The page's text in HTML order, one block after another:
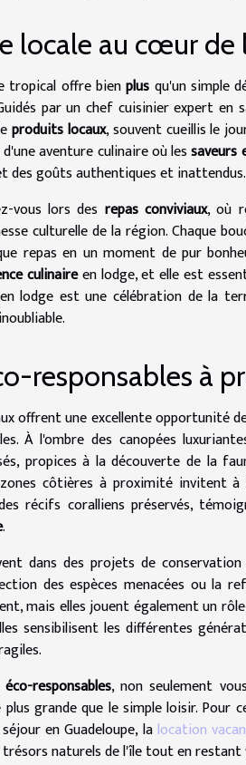
locale au cœur de
tropical offre bienplus qu'un simple
par un chef cuisinier expert en
produits locaux, souvent cueillis le
aventure culinaire où lessaveurs
des goûts authentiques et inattendus.
vous lors des repas conviviaux, où
culturelle de la région. Chaque
repas en un moment de pur
culinaireen lodge, et elle est
lodge est une célébration de la
responsables à
offrent une excellente opportunité
À l'ombre des canopées
propices à la découverte de la
côtières à proximité invitent
récifs coralliens préservés,
.
dans des projets de
des espèces menacées ou la
mais elles jouent également un
sensibilisent les différentes
responsables, non seulement
grande que le simple loisir.
en Guadeloupe, la location
naturels de l'île tout en restant